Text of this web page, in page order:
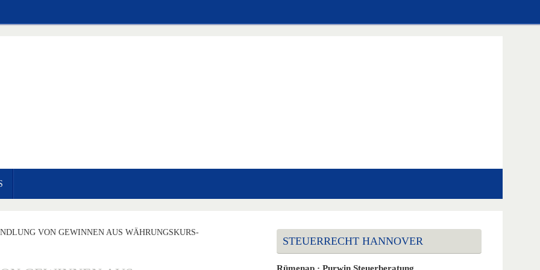
VON GEWINNEN AUS WÄHRUNGSKURS-
STEUERRECHT HANNOVER
Rümenap · Purwin Steuerberatung